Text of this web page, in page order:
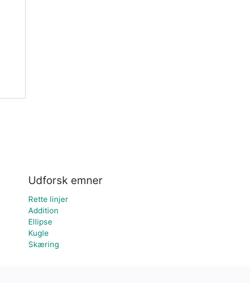
Udforsk emner
Rette linjer
Addition
Ellipse
Kugle
Skæring